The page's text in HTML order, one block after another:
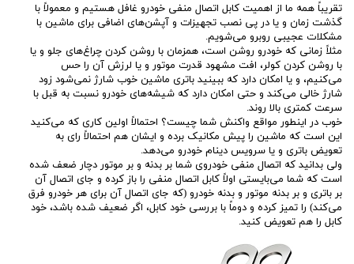
تقریباً همه ما از اهمیت کابل اتصال منفی خودرو غافل هستیم و معمولاً با
گذشت زمان و یا در پی نصب تجهیزات و آپشن‌های اضافی برای ماشین با
مشکلات عجیبی روبرو می‌شویم.
مثلاً زمانی که خودرو روشن است، همزمان با روشن کردن چراغ‌های جلو و یا
با روشن کردن کولر، افت مشهود قدرت موتور و یا لرزش آن را حس
می‌کنیم، و یا امکان دارد که ببینید باتری ماشین خوب شارژ نمی‌شود زود
شارژ خالی می‌کند و حتی امکان دارد که شیشه‌های خودرو نسبت به قبل با
سرعت کمتری بالا روند.
خوب در اینطور مواقع واکنش شما چیست؟ احتمالاً اولین کاری که می‌کنید
این است که ماشین را پیش مکانیک برده و ایشان هم احتمالاً رای به
تعویض باتری و یا سرویس دینام خودرو می‌دهد.
ولی بدانید که اتصال منفی خودروی شما بر بدنه و بر موتور دچار ضعف شده
است که شما می‌بایستی اولاً کابل اتصال منفی را باز کرده و جای اتصال آن
بر باتری و بر بدنه موتور و بدنه خودرو (که جای اتصال آن برای هر خودرو فرق
می‌کند) را تمیز کرده و دوماً با بررسی خود کابل، اگر ضعیف شده باشد، خود
کابل را هم تعویض کنید.